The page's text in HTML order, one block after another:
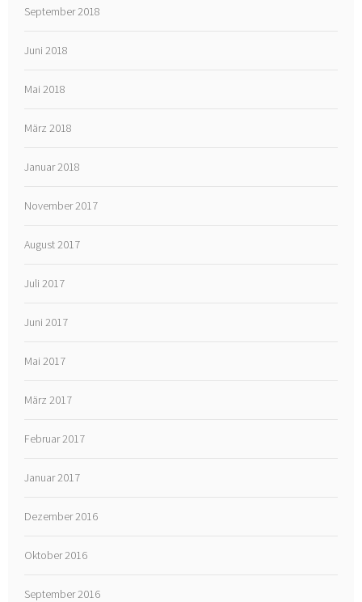
September 2018
Juni 2018
Mai 2018
März 2018
Januar 2018
November 2017
August 2017
Juli 2017
Juni 2017
Mai 2017
März 2017
Februar 2017
Januar 2017
Dezember 2016
Oktober 2016
September 2016